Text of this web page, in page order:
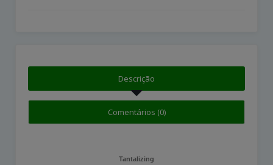
Descrição
Comentários (0)
Tantalizing